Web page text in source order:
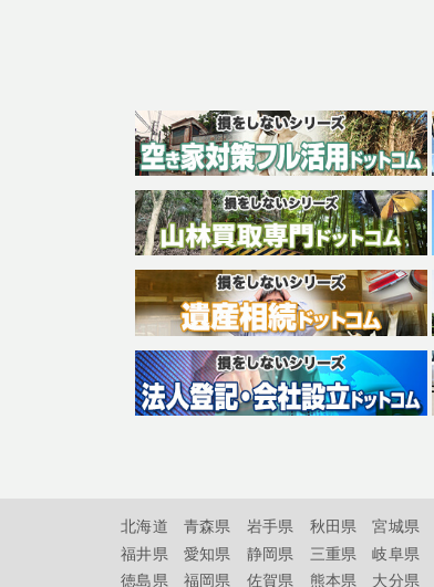
北海道 青森県 岩手県 秋田県 宮城県
福井県
愛知県 静岡県 三重県 岐阜県
徳島県
福岡県 佐賀県 熊本県 大分県